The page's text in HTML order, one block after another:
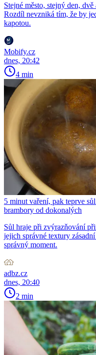
Stejné město, stejný den,
Rozdíl nevzniká tím, že by
kapotou.
Mobify.cz
dnes, 20:42
4 min
5 minut vaření, pak teprve
brambory od dokonalých
Sůl hraje při zvýrazňování
jejich správné textury
správný moment.
adbz.cz
dnes, 20:40
2 min